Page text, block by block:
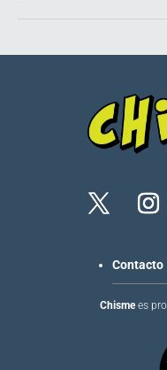
Contacto
Chismees